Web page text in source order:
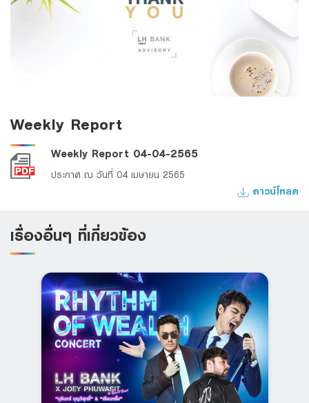
Weekly Report
Weekly Report 04-04-2565
ประกาศ ณ วันที่ 04 เมษายน 2565
ดาวน์โหลด
เรื่องอื่นๆ ที่เกี่ยวข้อง